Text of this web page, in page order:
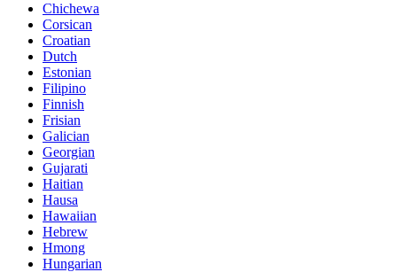
Chichewa
Corsican
Croatian
Dutch
Estonian
Filipino
Finnish
Frisian
Galician
Georgian
Gujarati
Haitian
Hausa
Hawaiian
Hebrew
Hmong
Hungarian